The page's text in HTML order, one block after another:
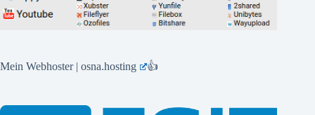
Mein Webhoster | osna.hosting 👍